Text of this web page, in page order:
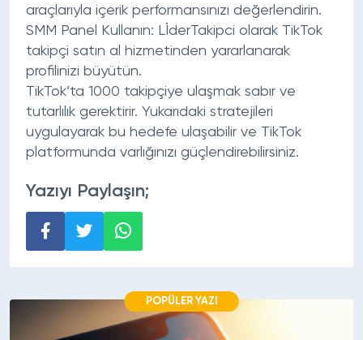
araçlarıyla içerik performansınızı değerlendirin.
SMM Panel Kullanın: LİderTakipci olarak TikTok
takipçi satın al hizmetinden yararlanarak
profilinizi büyütün.
TikTok’ta 1000 takipçiye ulaşmak sabır ve
tutarlılık gerektirir. Yukarıdaki stratejileri
uygulayarak bu hedefe ulaşabilir ve TikTok
platformunda varlığınızı güçlendirebilirsiniz.
Yazıyı Paylaşın;
POPÜLER YAZI